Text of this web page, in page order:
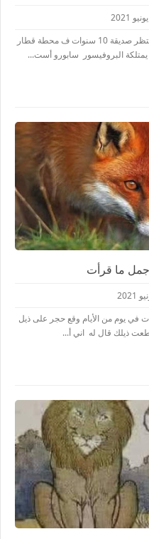
قصة الكلب الوفي قصة الكلب الوفي الذي انتظر صديقة 10 سنوات ف محطة قطار
ما قرأت
في يوم من الأيام وقع حجر على ذيل
ذيلك قال له اني أ...